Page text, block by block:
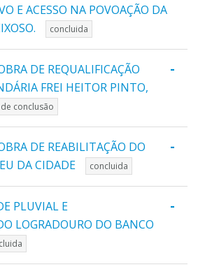
E ACESSO NA POVOAÇÃO DA
concluida
-
DE REQUALIFICAÇÃO
FREI HEITOR PINTO,
conclusão
-
DE REABILITAÇÃO DO
DA CIDADE
concluida
-
PLUVIAL E
LOGRADOURO DO BANCO